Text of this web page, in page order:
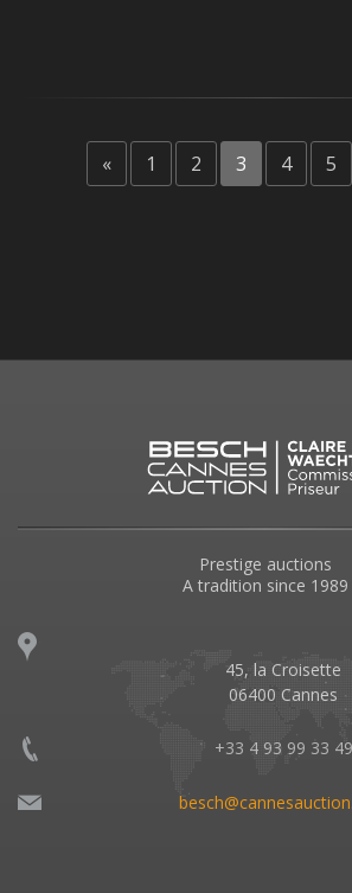
« 1 2 3 4 5
Prestige auctions
A tradition since 1989
45, la Croisette
06400 Cannes
+33 4 93 99 33 49